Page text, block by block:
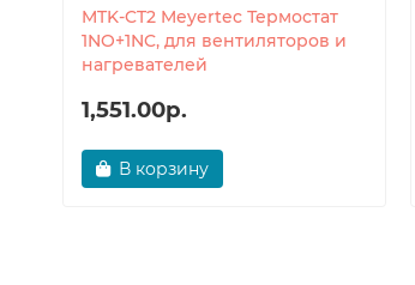
MTK-CT2 Meyertec Термостат
1NO+1NC, для вентиляторов и
нагревателей
1,551.00р.
В корзину